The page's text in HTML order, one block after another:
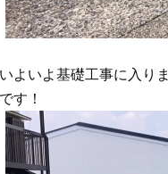
よいよ基礎工事に入り
す！